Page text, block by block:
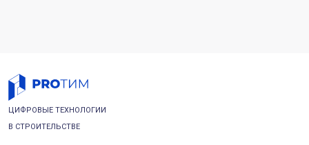
ЦИФРОВЫЕ ТЕХНОЛОГИИ
В СТРОИТЕЛЬСТВЕ